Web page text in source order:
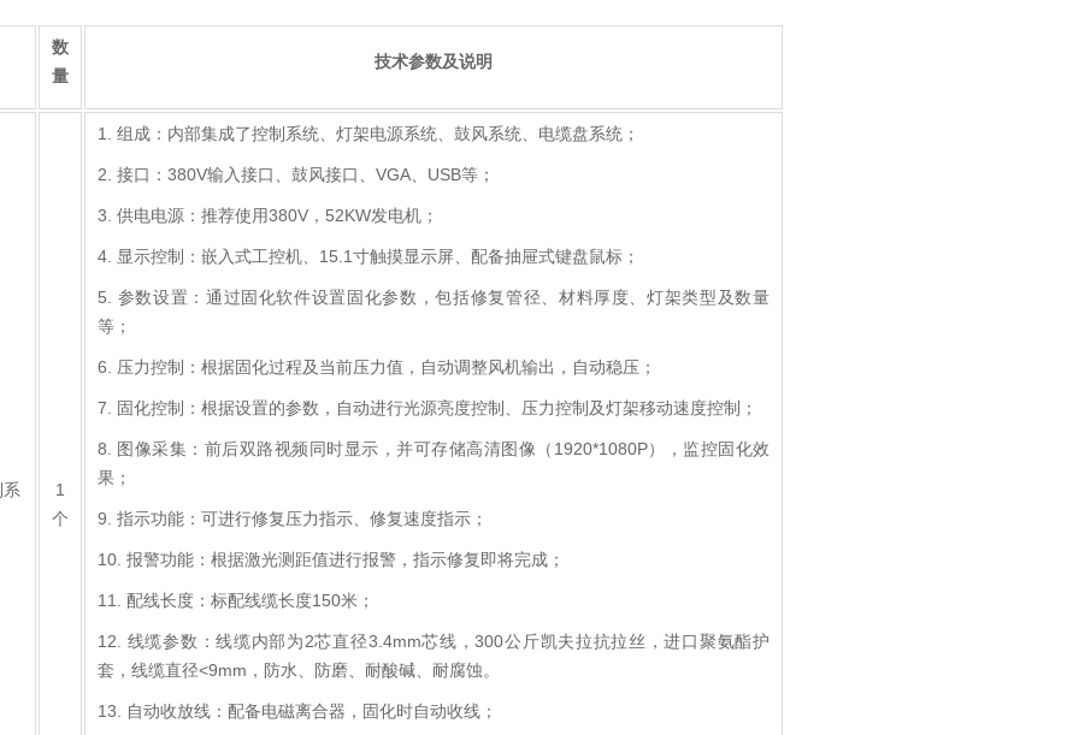
数
量
技术参数及说明
1
个
1. 组成：内部集成了控制系统、灯架电源系统、鼓风系统、电缆盘系统；
2. 接口：380V输入接口、鼓风接口、VGA、USB等；
3. 供电电源：推荐使用380V，52KW发电机；
4. 显示控制：嵌入式工控机、15.1寸触摸显示屏、配备抽屉式键盘鼠标；
5. 参数设置：通过固化软件设置固化参数，包括修复管径、材料厚度、灯架类型及数量
等；
6. 压力控制：根据固化过程及当前压力值，自动调整风机输出，自动稳压；
7. 固化控制：根据设置的参数，自动进行光源亮度控制、压力控制及灯架移动速度控制；
8. 图像采集：前后双路视频同时显示，并可存储高清图像（1920*1080P），监控固化效
果；
9. 指示功能：可进行修复压力指示、修复速度指示；
10. 报警功能：根据激光测距值进行报警，指示修复即将完成；
11. 配线长度：标配线缆长度150米；
12. 线缆参数：线缆内部为2芯直径3.4mm芯线，300公斤凯夫拉抗拉丝，进口聚氨酯护
套，线缆直径<9mm，防水、防磨、耐酸碱、耐腐蚀。
13. 自动收放线：配备电磁离合器，固化时自动收线；